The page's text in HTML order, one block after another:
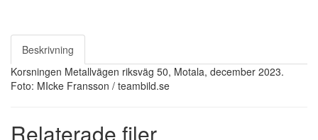
Beskrivning
Korsningen Metallvägen riksväg 50, Motala, december 2023.
Foto: MIcke Fransson / teambild.se
Relaterade filer